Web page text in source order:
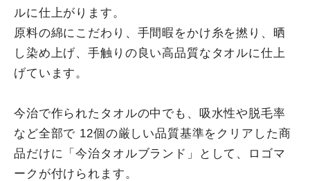
ルに仕上がります。
原料の綿にこだわり、手間暇をかけ糸を撚り、晒
し染め上げ、手触りの良い高品質なタオルに仕上
げています。
今治で作られたタオルの中でも、吸水性や脱毛率
など全部で 12個の厳しい品質基準をクリアした商
品だけに「今治タオルブランド」として、ロゴマ
ークが付けられます。